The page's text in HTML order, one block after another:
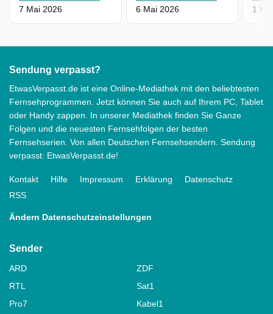
7 Mai 2026
6 Mai 2026
1
Sendung verpasst?
EtwasVerpasst.de ist eine Online-Mediathek mit den beliebtesten
Fernsehprogrammen. Jetzt können Sie auch auf Ihrem PC, Tablet
oder Handy zappen. In unserer Mediathek finden Sie Ganze
Folgen und die neuesten Fernsehfolgen der besten
Fernsehserien. Von allen Deutschen Fernsehsendern. Sendung
verpasst: EtwasVerpasst.de!
Kontakt Hilfe Impressum Erklärung
Datenschutz
RSS
Ändern Datenschutzeinstellungen
Sender
ARD
ZDF
RTL
Sat1
Pro7
Kabel1